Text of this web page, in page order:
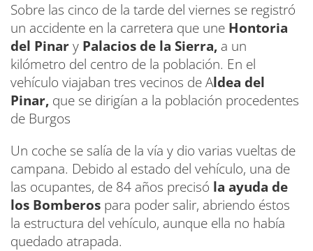
Sobre las cinco de la tarde del viernes se registró
un accidente en la carretera que une Hontoria
del Pinary Palacios de la Sierra, a un
kilómetro del centro de la población. En el
vehículo viajaban tres vecinos de Aldea del
Pinar, que se dirigían a la población procedentes
de Burgos
Un coche se salía de la vía y dio varias vueltas de
campana. Debido al estado del vehículo, una de
las ocupantes, de 84 años precisó la ayuda de
los Bomberos para poder salir, abriendo éstos
la estructura del vehículo, aunque ella no había
quedado atrapada.